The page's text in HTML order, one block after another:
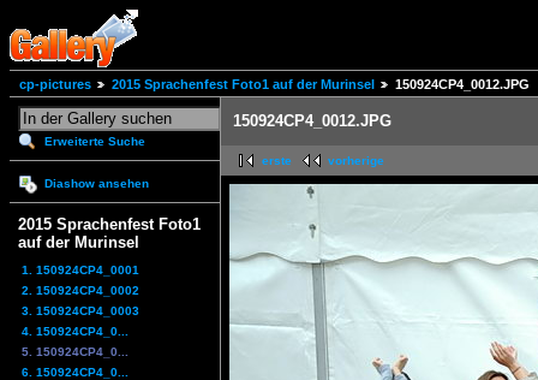
cp-pictures 2015 Sprachenfest Foto1 auf der Murinsel 150924CP4_0012.JPG
Erweiterte Suche
Diashow ansehen
2015 Sprachenfest Foto1
auf der Murinsel
1. 150924CP4_0001
2. 150924CP4_0002
3. 150924CP4_0003
4. 150924CP4_0...
5. 150924CP4_0...
6. 150924CP4_0...
150924CP4_0012.JPG
erste vorherige